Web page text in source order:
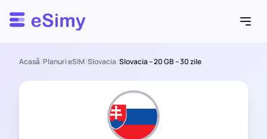
Esimy
Acasă/Planuri eSIM/Slovacia/Slovacia – 20 GB – 30 zile